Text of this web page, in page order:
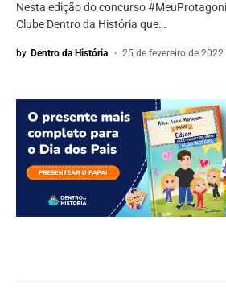
Nesta edição do concurso
Clube Dentro da História que…
by Dentro da História 25 de fevereiro de 2022